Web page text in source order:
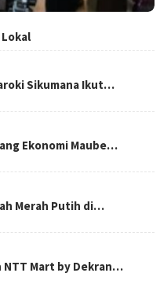
Sikumana Ikut…
Ekonomi Maube…
Merah Putih di…
NTT Mart by Dekran…